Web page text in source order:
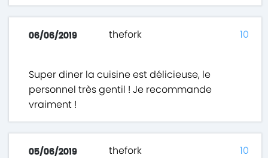
06/06/2019 thefork
Super diner la cuisine est délicieuse, le
personnel très gentil ! Je recommande
vraiment !
10
05/06/2019 thefork 10